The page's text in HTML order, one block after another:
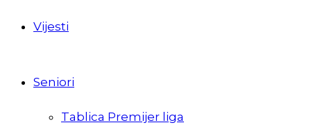
Vijesti
Seniori
Tablica Premijer liga